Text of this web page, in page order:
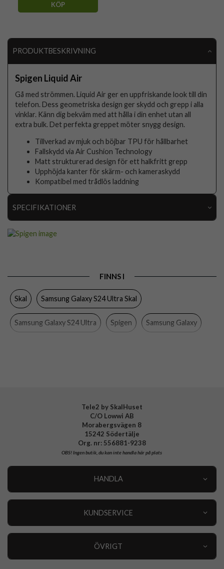
KÖP
PRODUKTBESKRIVNING
Spigen Liquid Air
Gå med strömmen. Liquid Air ger en uppfriskande look till din
telefon. Dess geometriska design ger skydd och grepp i alla
vinklar. Känn dig bekväm med att hålla i din enhet utan all
extra bulk. Det perfekta greppet möter snygg design.
Tillverkad av mjuk och böjbar TPU för hållbarhet
Fallskydd via Air Cushion Technology
Matt strukturerad design för ett halkfritt grepp
Upphöjda kanter för skärm- och kameraskydd
Kompatibel med trådlös laddning
SPECIFIKATIONER
Trådlös laddning-kompatibel
Färg
Mjukplast (TPU)
FINNS I
Skal Samsung Galaxy S24 Ultra Skal
Samsung Galaxy S24 Ultra Spigen Samsung Galaxy
Tele2 by SkalHuset
C/O Lowwi AB
Morabergsvägen 8
15242 Södertälje
Org. nr: 556881-9238
OBS!Ingen butik, du kan inte handla här på plats
HANDLA
KUNDSERVICE
ÖVRIGT